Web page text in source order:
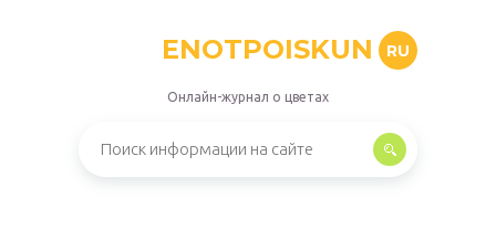
ENOTPOISKUN RU
Онлайн-журнал о цветах